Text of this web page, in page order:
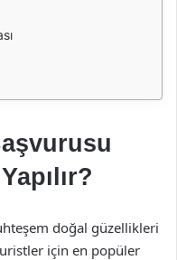
doğal güzellikleri
için en popüler